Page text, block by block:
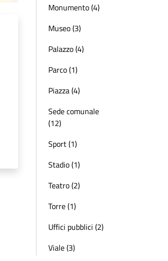
Monumento (4)
Museo (3)
Palazzo (4)
Parco (1)
Piazza (4)
Sede comunale
(12)
Sport (1)
Stadio (1)
Teatro (2)
Torre (1)
Uffici pubblici (2)
Viale (3)